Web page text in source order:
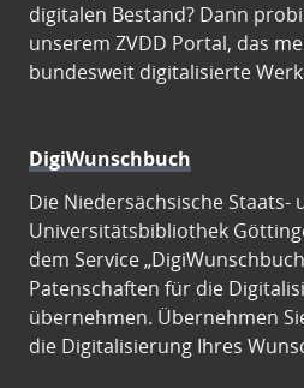
digitalen Bestand? Dann
unserem ZVDD Portal, das
bundesweit digitalisierte
DigiWunschbuch
Die Niedersächsische Staats-
Universitätsbibliothek
dem Service
Patenschaften für die
übernehmen. Übernehmen
die Digitalisierung Ihres